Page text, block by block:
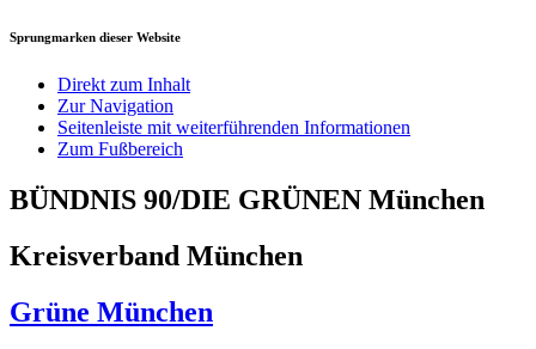
Sprungmarken dieser Website
Direkt zum Inhalt
Zur Navigation
Seitenleiste mit weiterführenden Informationen
Zum Fußbereich
BÜNDNIS 90/DIE GRÜNEN München
Kreisverband München
Grüne München